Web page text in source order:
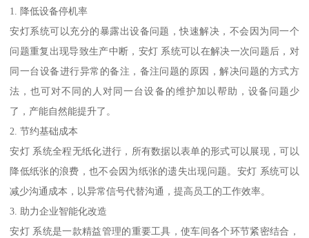
1. 降低设备停机率
安灯系统可以充分的暴露出设备问题，快速解决，不会因为同一个
问题重复出现导致生产中断，安灯 系统可以在解决一次问题后，对
同一台设备进行异常的备注，备注问题的原因，解决问题的方式方
法，也可对不同的人对同一台设备的维护加以帮助，设备问题少
了，产能自然能提升了。
2. 节约基础成本
安灯 系统全程无纸化进行，所有数据以表单的形式可以展现，可以
降低纸张的浪费，也不会因为纸张的遗失出现问题。安灯 系统可以
减少沟通成本，以异常信号代替沟通，提高员工的工作效率。
3. 助力企业智能化改造
安灯 系统是一款精益管理的重要工具，使车间各个环节紧密结合，